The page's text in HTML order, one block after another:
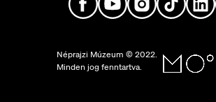
Néprajzi Múzeum © 2022.
Minden jog fenntartva.